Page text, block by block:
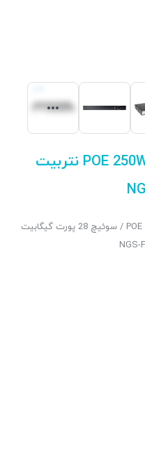
سوئیچ 28 پورت گیگابیت POE 250W نتربیت
/ سوئیچ 28 پورت گیگابیت